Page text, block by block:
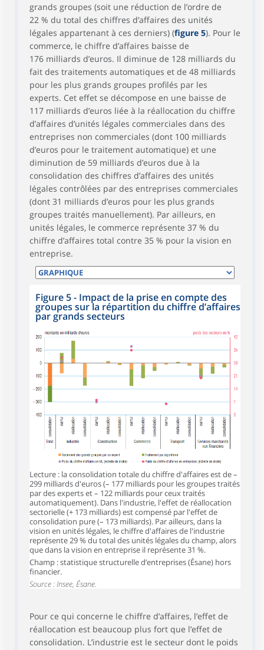
grands groupes (soit une réduction de l’ordre de
22 % du total des chiffres d’affaires des unités
légales appartenant à ces derniers) (figure 5). Pour le
commerce, le chiffre d’affaires baisse de
176 milliards d’euros. Il diminue de 128 milliards du
fait des traitements automatiques et de 48 milliards
pour les plus grands groupes profilés par les
experts. Cet effet se décompose en une baisse de
117 milliards d’euros liée à la réallocation du chiffre
d’affaires d’unités légales commerciales dans des
entreprises non commerciales (dont 100 milliards
d’euros pour le traitement automatique) et une
diminution de 59 milliards d’euros due à la
consolidation des chiffres d’affaires des unités
légales contrôlées par des entreprises commerciales
(dont 31 milliards d’euros pour les plus grands
groupes traités manuellement). Par ailleurs, en
unités légales, le commerce représente 37 % du
chiffre d’affaires total contre 35 % pour la vision en
entreprise.
Figure 5 - Impact de la prise en compte des
groupes sur la répartition du chiffre d’affaires
par grands secteurs
Lecture : la consolidation totale du chiffre d'affaires est de –
299 milliards d'euros (– 177 milliards pour les groupes traités
par des experts et – 122 milliards pour ceux traités
automatiquement). Dans l'industrie, l'effet de réallocation
sectorielle (+ 173 milliards) est compensé par l'effet de
consolidation pure (– 173 milliards). Par ailleurs, dans la
vision en unités légales, le chiffre d'affaires de l'industrie
représente 29 % du total des unités légales du champ, alors
que dans la vision en entreprise il représente 31 %.
Champ : statistique structurelle d’entreprises (Ésane) hors
financier.
Source : Insee, Ésane.
Pour ce qui concerne le chiffre d’affaires, l’effet de
réallocation est beaucoup plus fort que l’effet de
consolidation. L’industrie est le secteur dont le poids